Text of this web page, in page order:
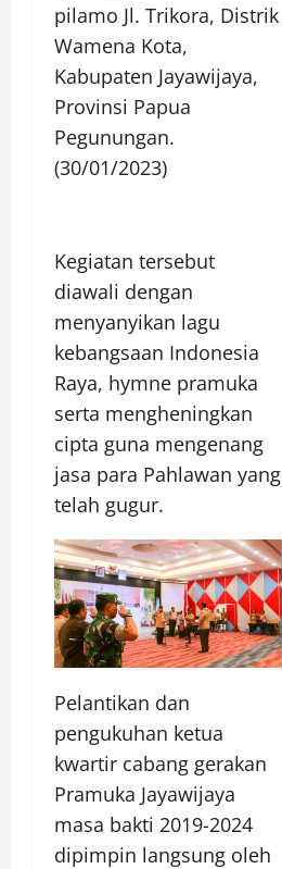
pilamo Jl. Trikora, Distrik
Wamena Kota,
Kabupaten Jayawijaya,
Provinsi Papua
Pegunungan.
(30/01/2023)
Kegiatan tersebut
diawali dengan
menyanyikan lagu
kebangsaan Indonesia
Raya, hymne pramuka
serta mengheningkan
cipta guna mengenang
jasa para Pahlawan yang
telah gugur.
Pelantikan dan
pengukuhan ketua
kwartir cabang gerakan
Pramuka Jayawijaya
masa bakti 2019-2024
dipimpin langsung oleh